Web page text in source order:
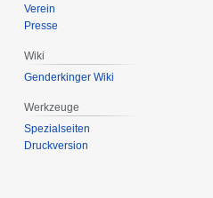
Verein
Presse
Wiki
Genderkinger Wiki
Werkzeuge
Spezialseiten
Druckversion